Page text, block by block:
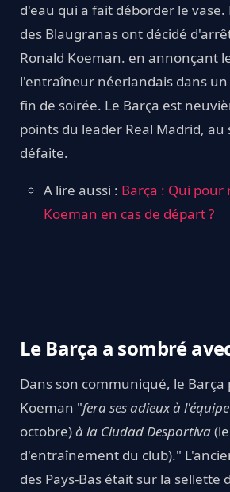
d'eau qui a fait déborder le vase.
des Blaugranas ont décidé
Ronald Koeman. en annonçant
l'entraîneur néerlandais dans un
fin de soirée. Le Barça est
points du leader Real Madrid, au
défaite.
A lire aussi : Barça : Qui pour
Koeman en cas de départ ?
Le Barça a sombré
Dans son communiqué, le Barça
Koeman "fera ses adieux à
octobre)àla Ciudad Desportiva
d'entraînement du club)."
des Pays-Bas était sur la sellette